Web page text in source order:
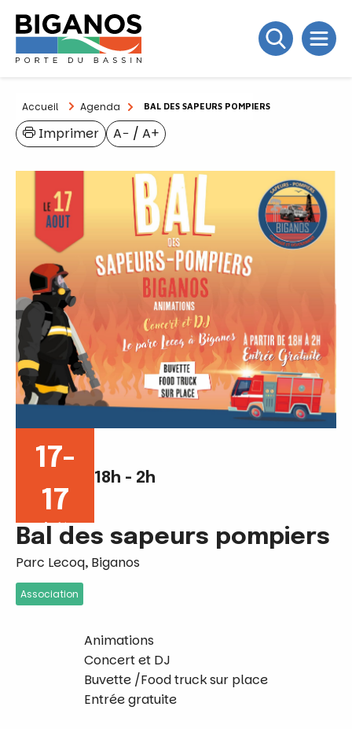
Accueil Agenda BAL DES SAPEURS POMPIERS
A− / A+
Imprimer
17-
17
Août
18h - 2h
Bal des sapeurs pompiers
Parc Lecoq, Biganos
Association
Animations
Concert et DJ
Buvette /Food truck sur place
Entrée gratuite